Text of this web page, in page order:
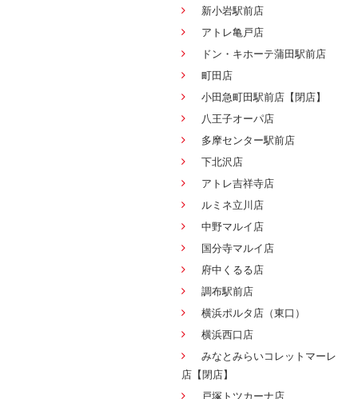
新小岩駅前店
アトレ亀戸店
ドン・キホーテ蒲田駅前店
町田店
小田急町田駅前店【閉店】
八王子オーパ店
多摩センター駅前店
下北沢店
アトレ吉祥寺店
ルミネ立川店
中野マルイ店
国分寺マルイ店
府中くるる店
調布駅前店
横浜ポルタ店（東口）
横浜西口店
みなとみらいコレットマーレ
店【閉店】
戸塚トツカーナ店